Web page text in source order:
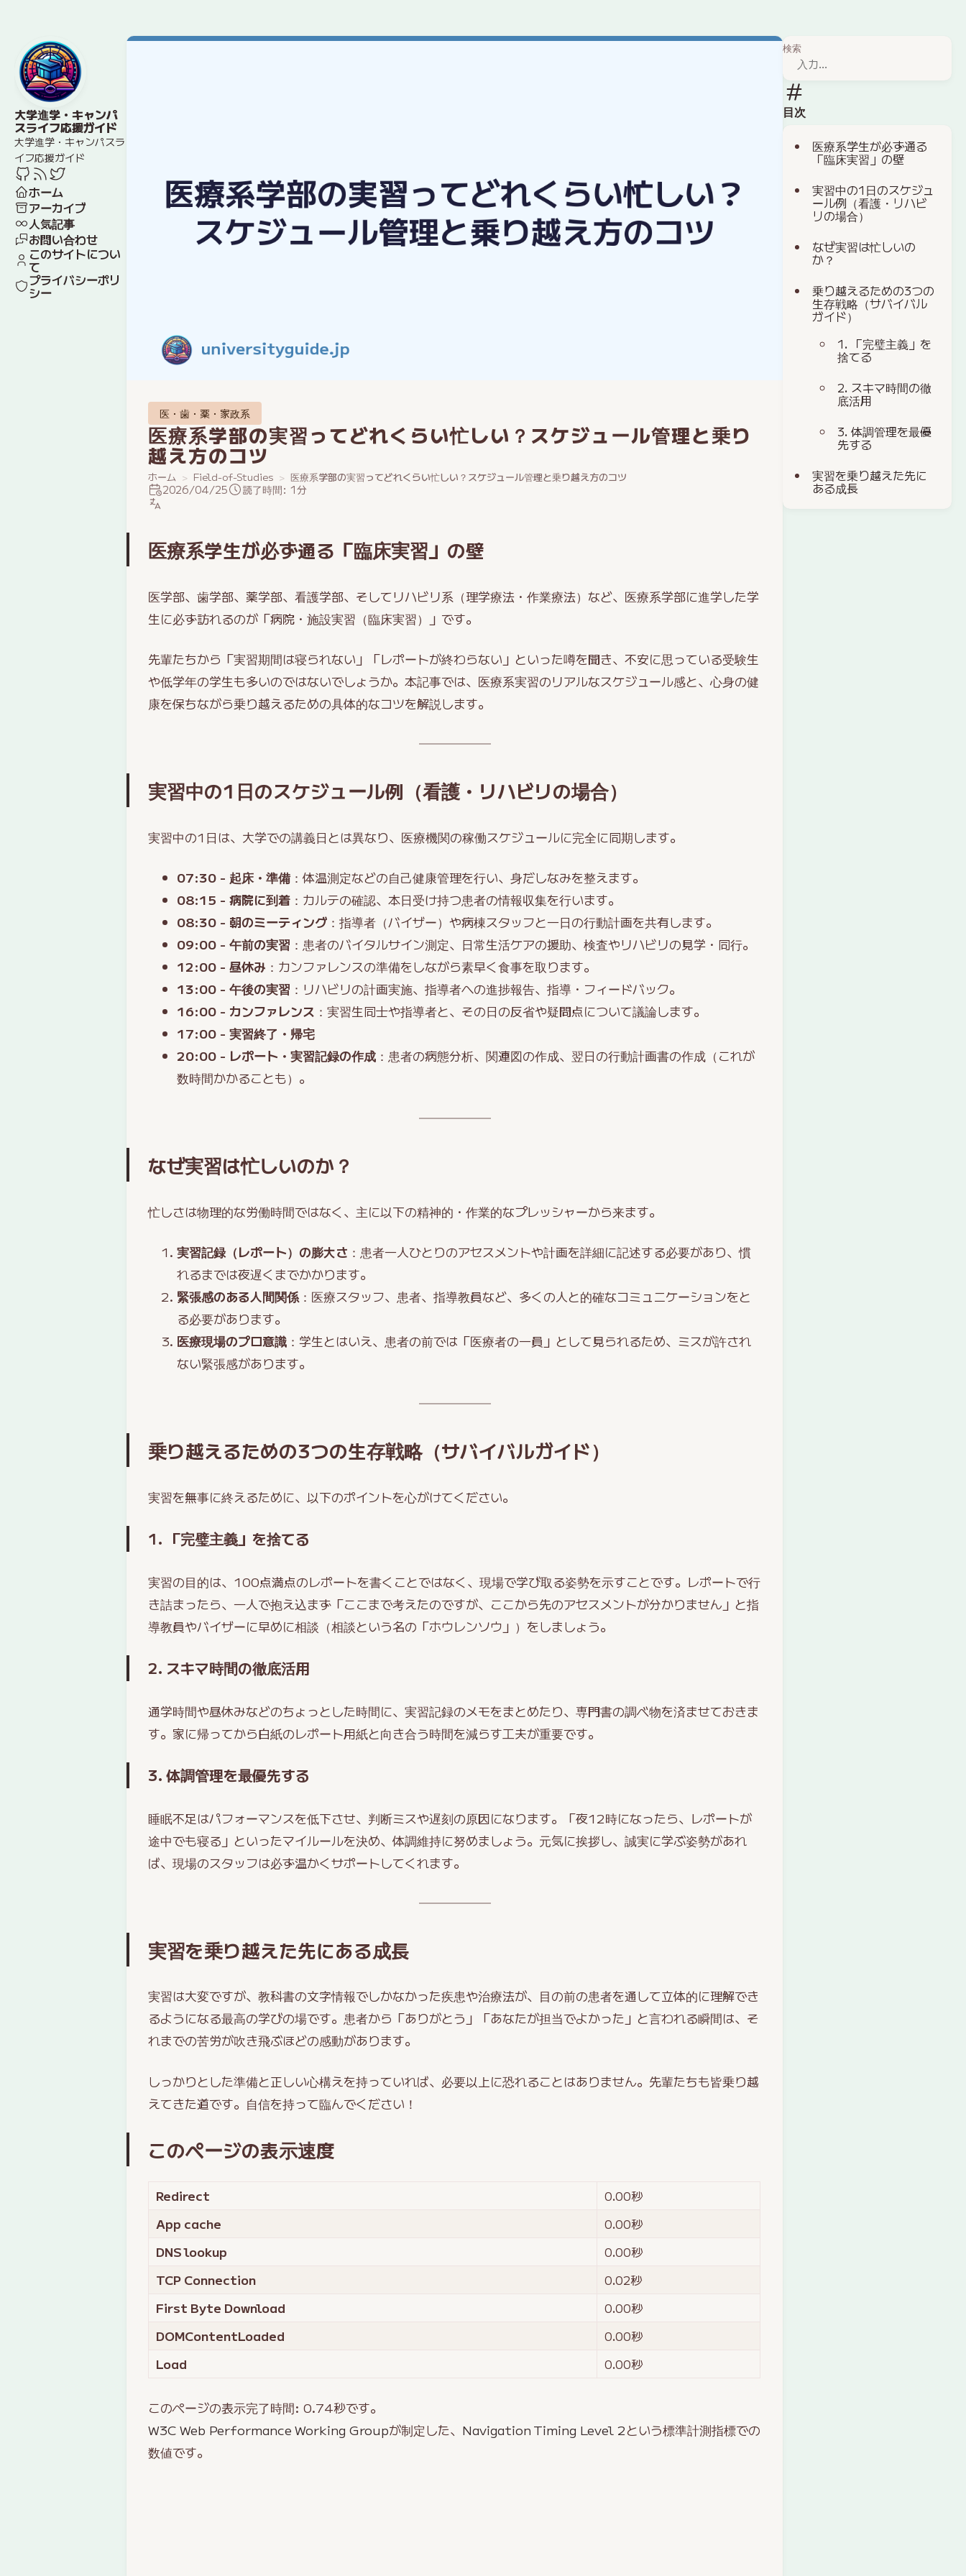
大学進学・キャンパ
スライフ応援ガイド
大学進学・キャンパスラ
イフ応援ガイド
ホーム
アーカイブ
人気記事
お問い合わせ
このサイトについ
て
プライバシーポリ
シー
検索
目次
医療系学生が必ず通る
「臨床実習」の壁
実習中の1日のスケジュ
ール例（看護・リハビ
リの場合）
なぜ実習は忙しいの
か？
乗り越えるための3つの
生存戦略（サバイバル
ガイド）
1. 「完璧主義」を
捨てる
2. スキマ時間の徹
底活用
3. 体調管理を最優
先する
実習を乗り越えた先に
ある成長
医・歯・薬・家政系
医療系学部の実習ってどれくらい忙しい？スケジュール管理と乗り
越え方のコツ
ホーム Field-of-Studies 医療系学部の実習ってどれくらい忙しい？スケジュール管理と乗り越え方のコツ
2026/04/25 読了時間: 1分
医療系学生が必ず通る「臨床実習」の壁
医学部、歯学部、薬学部、看護学部、そしてリハビリ系（理学療法・作業療法）など、医療系学部に進学した学
生に必ず訪れるのが「病院・施設実習（臨床実習）」です。
先輩たちから「実習期間は寝られない」「レポートが終わらない」といった噂を聞き、不安に思っている受験生
や低学年の学生も多いのではないでしょうか。本記事では、医療系実習のリアルなスケジュール感と、心身の健
康を保ちながら乗り越えるための具体的なコツを解説します。
実習中の1日のスケジュール例（看護・リハビリの場合）
実習中の1日は、大学での講義日とは異なり、医療機関の稼働スケジュールに完全に同期します。
07:30 - 起床・準備：体温測定などの自己健康管理を行い、身だしなみを整えます。
08:15 - 病院に到着 ：カルテの確認、本日受け持つ患者の情報収集を行います。
08:30 - 朝のミーティング ：指導者（バイザー）や病棟スタッフと一日の行動計画を共有します。
09:00 - 午前の実習 ：患者のバイタルサイン測定、日常生活ケアの援助、検査やリハビリの見学・同行。
12:00 - 昼休み ：カンファレンスの準備をしながら素早く食事を取ります。
13:00 - 午後の実習 ：リハビリの計画実施、指導者への進捗報告、指導・フィードバック。
16:00 - カンファレンス ：実習生同士や指導者と、その日の反省や疑問点について議論します。
17:00 - 実習終了・帰宅
20:00 - レポート・実習記録の作成 ：患者の病態分析、関連図の作成、翌日の行動計画書の作成（これが
数時間かかることも）。
なぜ実習は忙しいのか？
忙しさは物理的な労働時間ではなく、主に以下の精神的・作業的なプレッシャーから来ます。
実習記録（レポート）の膨大さ ：患者一人ひとりのアセスメントや計画を詳細に記述する必要があり、慣
れるまでは夜遅くまでかかります。
緊張感のある人間関係：医療スタッフ、患者、指導教員など、多くの人と的確なコミュニケーションをと
る必要があります。
医療現場のプロ意識 ：学生とはいえ、患者の前では「医療者の一員」として見られるため、ミスが許され
ない緊張感があります。
乗り越えるための3つの生存戦略（サバイバルガイド）
実習を無事に終えるために、以下のポイントを心がけてください。
1. 「完璧主義」を捨てる
実習の目的は、100点満点のレポートを書くことではなく、現場で学び取る姿勢を示すことです。レポートで行
き詰まったら、一人で抱え込まず「ここまで考えたのですが、ここから先のアセスメントが分かりません」と指
導教員やバイザーに早めに相談（相談という名の「ホウレンソウ」）をしましょう。
2. スキマ時間の徹底活用
通学時間や昼休みなどのちょっとした時間に、実習記録のメモをまとめたり、専門書の調べ物を済ませておきま
す。家に帰ってから白紙のレポート用紙と向き合う時間を減らす工夫が重要です。
3. 体調管理を最優先する
睡眠不足はパフォーマンスを低下させ、判断ミスや遅刻の原因になります。「夜12時になったら、レポートが
途中でも寝る」といったマイルールを決め、体調維持に努めましょう。元気に挨拶し、誠実に学ぶ姿勢があれ
ば、現場のスタッフは必ず温かくサポートしてくれます。
実習を乗り越えた先にある成長
実習は大変ですが、教科書の文字情報でしかなかった疾患や治療法が、目の前の患者を通して立体的に理解でき
るようになる最高の学びの場です。患者から「ありがとう」「あなたが担当でよかった」と言われる瞬間は、そ
れまでの苦労が吹き飛ぶほどの感動があります。
しっかりとした準備と正しい心構えを持っていれば、必要以上に恐れることはありません。先輩たちも皆乗り越
えてきた道です。自信を持って臨んでください！
このページの表示速度
Redirect 0.00秒
App cache
0.00秒
DNS lookup
0.00秒
TCP Connection
0.02秒
First Byte Download
0.00秒
DOMContentLoaded
0.00秒
Load
0.00秒
このページの表示完了時間:0.74秒です。
W3C Web Performance Working Groupが制定した、 Navigation Timing Level 2という標準計測指標での
数値です。